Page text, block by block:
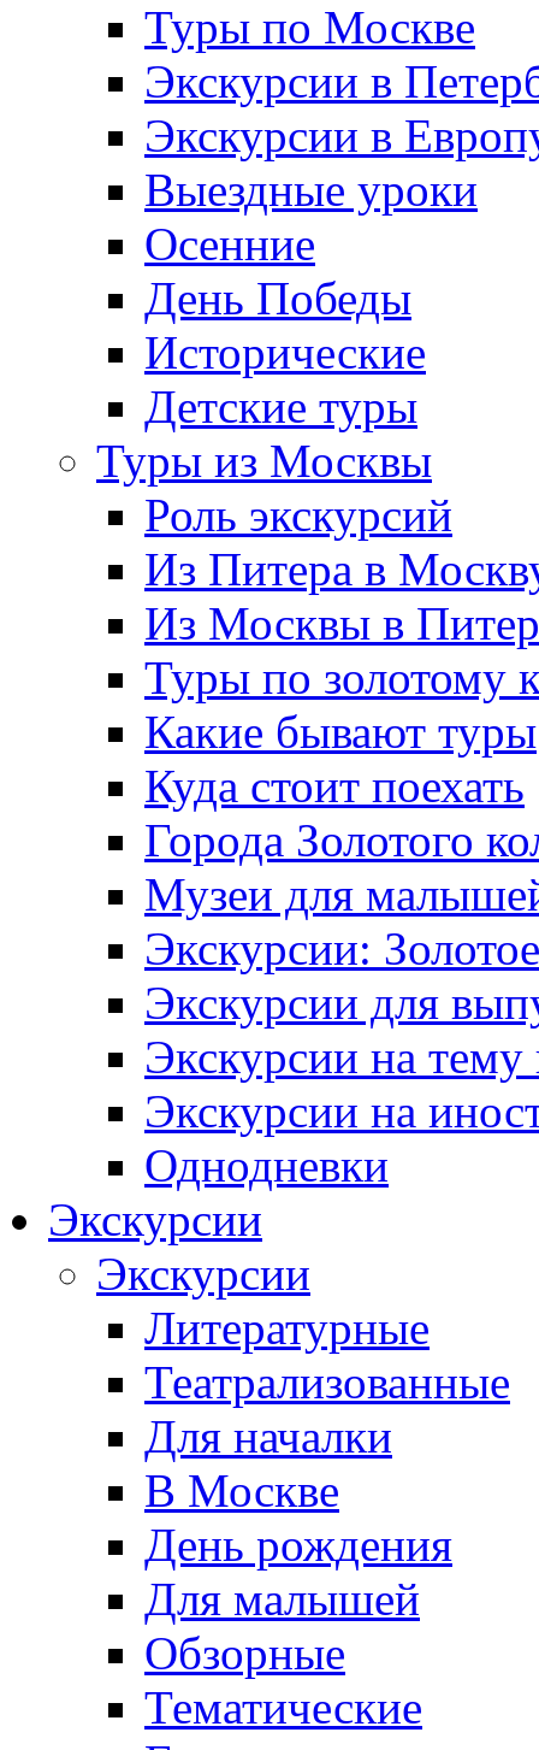
Туры по Москве
Экскурсии в
Экскурсии в
Выездные уроки
Осенние
День Победы
Исторические
Детские туры
Туры из Москвы
Роль экскурсий
Из Питера в
Из Москвы в Питер
Туры по золотому
Какие бывают туры
Куда стоит поехать
Города Золотого
Музеи для
Экскурсии:
Экскурсии для
Экскурсии на тему
Экскурсии на
Однодневки
Экскурсии
Экскурсии
Литературные
Театрализованные
Для началки
В Москве
День рождения
Для малышей
Обзорные
Тематические